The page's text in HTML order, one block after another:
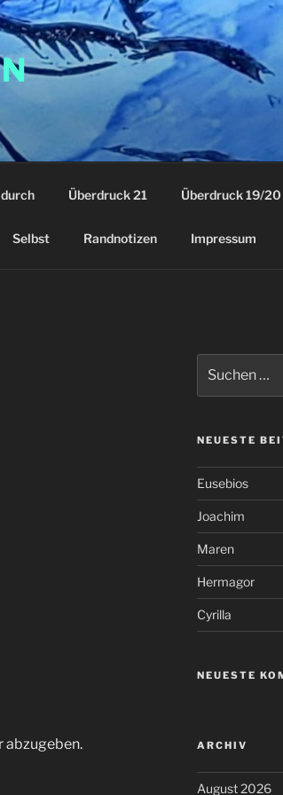
Überdruck 21 Überdruck 19/20
Selbst Randnotizen Impressum
abzugeben.
nach:
NEUESTE
Eusebios
Joachim
Maren
Hermagor
Cyrilla
NEUESTE
ARCHIV
August 2026